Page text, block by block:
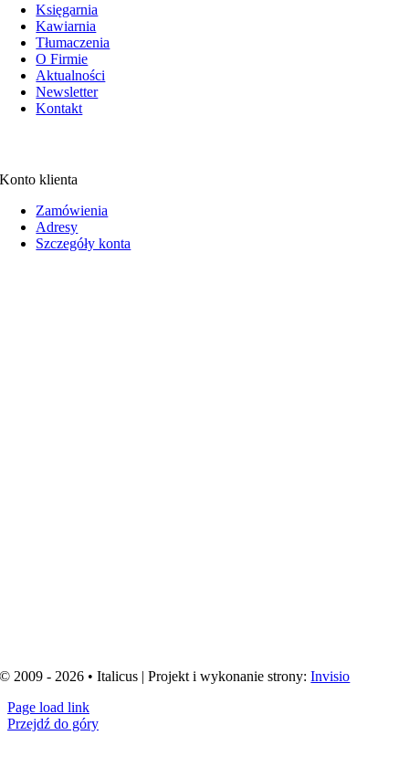
Księgarnia
Kawiarnia
Tłumaczenia
O Firmie
Aktualności
Newsletter
Kontakt
Konto klienta
Zamówienia
Adresy
Szczegóły konta
© 2009 - 2026 • Italicus | Projekt i wykonanie strony:Invisio
Page load link
Przejdź do góry